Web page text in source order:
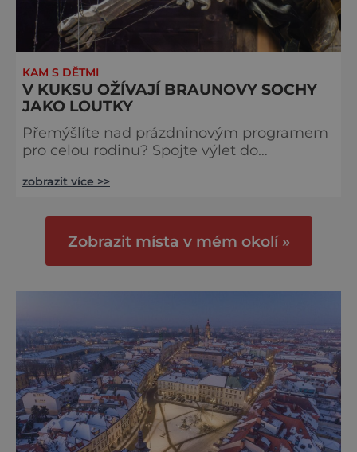
KAM S DĚTMI
V KUKSU OŽÍVAJÍ BRAUNOVY SOCHY
JAKO LOUTKY
Přemýšlíte nad prázdninovým programem
pro celou rodinu? Spojte výlet do
zážitkem. Galerie loutek Kuks v
stálou expozici Braunova socha loutkou.
Jde o unikátní cyklus soch-loutek
socha loutkou představuje padesát
zobrazit více >>
Zobrazit místa v mém okolí »